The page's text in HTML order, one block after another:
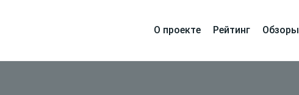
О проекте Рейтинг Обзоры